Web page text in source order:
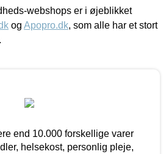
webshops er i øjeblikket
og Apopro.dk, som alle har et stort
end 10.000 forskellige varer
helsekost, personlig pleje,